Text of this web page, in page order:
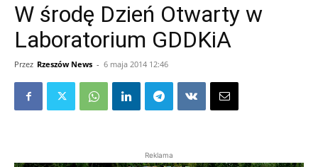
W środę Dzień Otwarty w
Laboratorium GDDKiA
Przez Rzeszów News - 6 maja 2014 12:46
Reklama